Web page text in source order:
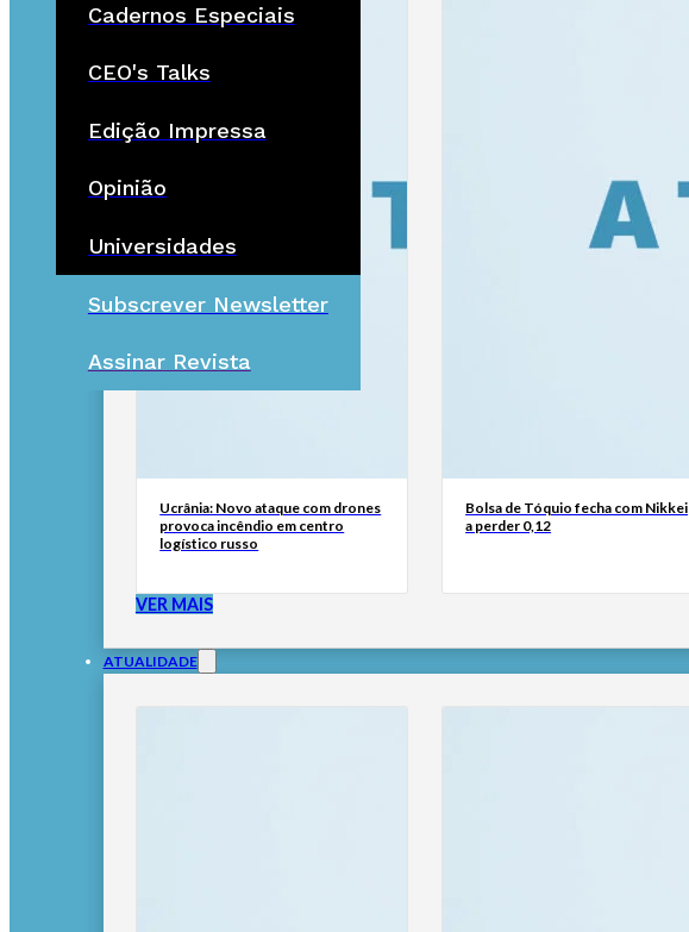
Cadernos Especiais
CEO's Talks
Edição Impressa
Opinião
Universidades
Subscrever Newsletter
Assinar Revista
Ucrânia: Novo ataque com drones
provoca incêndio em centro
logístico russo
Bolsa de Tóquio fecha com Nikkei
a perder 0,12
VER MAIS
ATUALIDADE